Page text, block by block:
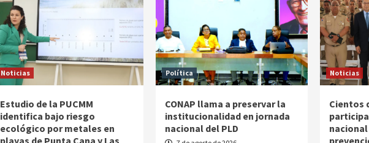
Noticias
Estudio de la PUCMM
identifica bajo riesgo
ecológico por metales en
playas de Punta Cana y Las
Política
CONAP llama a preservar la
institucionalidad en jornada
nacional del PLD
Noticias
Cientos